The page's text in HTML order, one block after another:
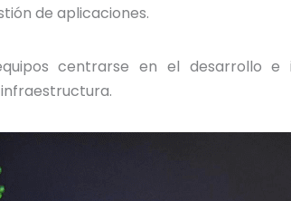
de aplicaciones.
centrarse en el desarrollo e